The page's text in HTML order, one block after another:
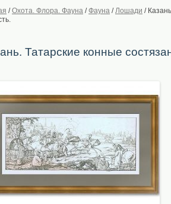
/Охота. Флора. Фауна /Фауна / Лошади /
Татарские конные